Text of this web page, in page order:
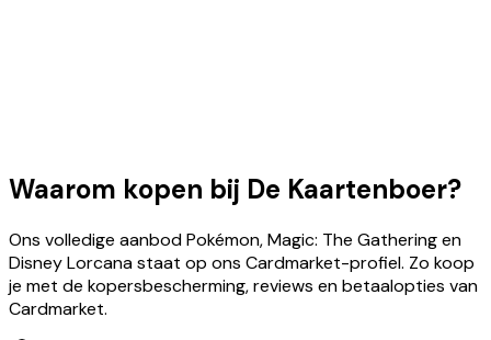
Waarom kopen bij De Kaartenboer?
Ons volledige aanbod Pokémon, Magic: The Gathering en
Disney Lorcana staat op ons Cardmarket-profiel. Zo koop
je met de kopersbescherming, reviews en betaalopties van
Cardmarket.